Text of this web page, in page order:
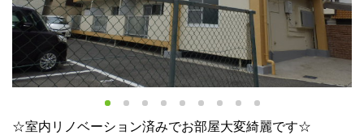
☆室内リノベーション済みでお部屋大変綺麗です☆